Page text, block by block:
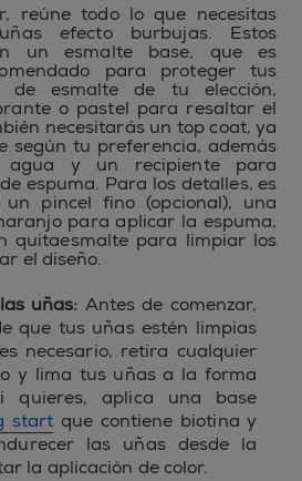
reúne todo lo que necesitas
efecto burbujas. Estos
un esmalte base, que es
para proteger tus
esmalte de tu elección,
o pastel para resaltar el
necesitarás un top coat, ya
según tu preferencia, además
agua y un recipiente para
espuma. Para los detalles, es
pincel fino (opcional), una
para aplicar la espuma,
quitaesmalte para limpiar los
el diseño.
uñas: Antes de comenzar,
que tus uñas estén limpias
necesario, retira cualquier
y lima tus uñas a la forma
quieres, aplica una base
start que contiene biotina y
las uñas desde la
la aplicación de color.